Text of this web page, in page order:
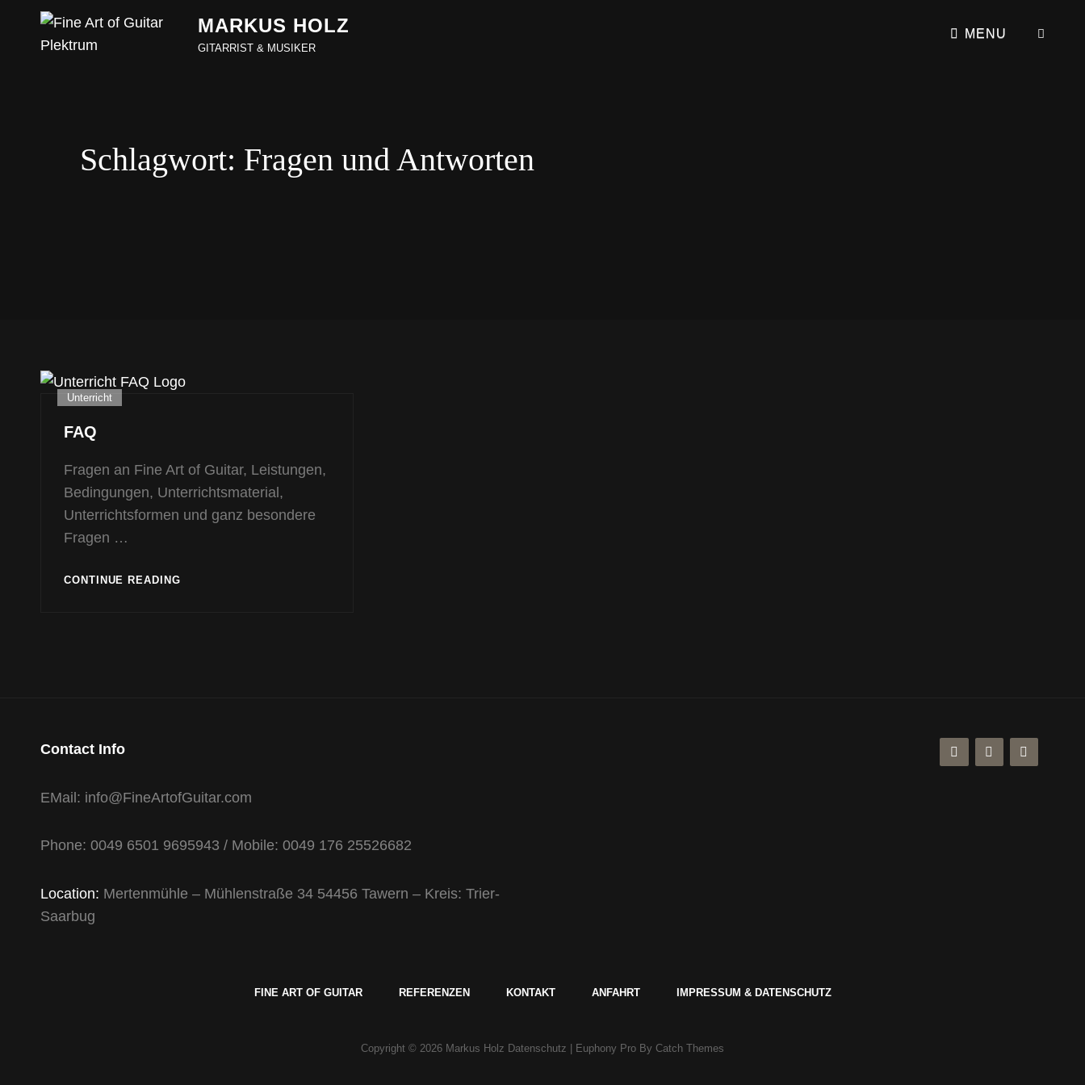
MARKUS HOLZ
GITARRIST & MUSIKER
MENU
Schlagwort: Fragen und Antworten
CatUnterricht
FAQ
Fragen an Fine Art of Guitar, Leistungen,
Bedingungen, Unterrichtsmaterial,
Unterrichtsformen und ganz besondere
Fragen …
CONTINUE READINGFAQ
Contact Info
EMail: info@FineArtofGuitar.com
Phone: 0049 6501 9695943 / Mobile: 0049 176 25526682
Location: Mertenmühle – Mühlenstraße 34 54456 Tawern – Kreis: Trier-
Saarbug
FINE ART OF GUITAR REFERENZEN KONTAKT ANFAHRT IMPRESSUM & DATENSCHUTZ
Copyright © 2026 Markus Holz Datenschutz | Euphony Pro By Catch Themes